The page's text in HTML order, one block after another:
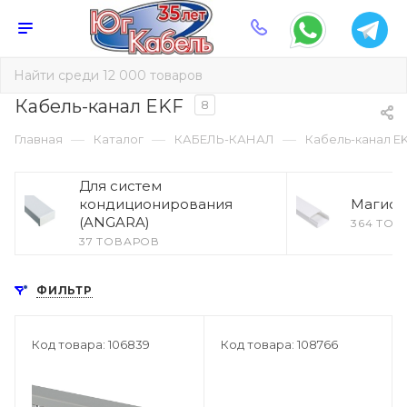
Кабель-канал EKF 8
Главная — Каталог — КАБЕЛЬ-КАНАЛ — Кабель-канал
Для систем
кондиционирования
(ANGARA)
37 ТОВАРОВ
364
ФИЛЬТР
Код товара: 106839 Код товара: 108766